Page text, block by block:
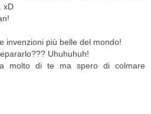
xD
invenzioni più belle del mondo!
Uhuhuhuh!
molto di te ma spero di colmare